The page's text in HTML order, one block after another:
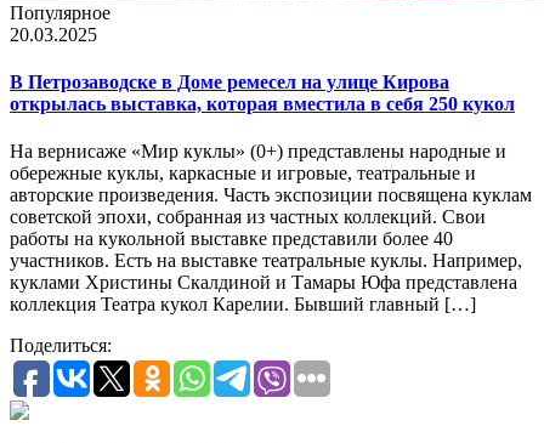
Популярное
20.03.2025
В Петрозаводске в Доме ремесел на улице Кирова
открылась выставка, которая вместила в себя 250 кукол
На вернисаже «Мир куклы» (0+) представлены народные и
обережные куклы, каркасные и игровые, театральные и
авторские произведения. Часть экспозиции посвящена куклам
советской эпохи, собранная из частных коллекций. Свои
работы на кукольной выставке представили более 40
участников. Есть на выставке театральные куклы. Например,
куклами Христины Скалдиной и Тамары Юфа представлена
коллекция Театра кукол Карелии. Бывший главный […]
Поделиться: